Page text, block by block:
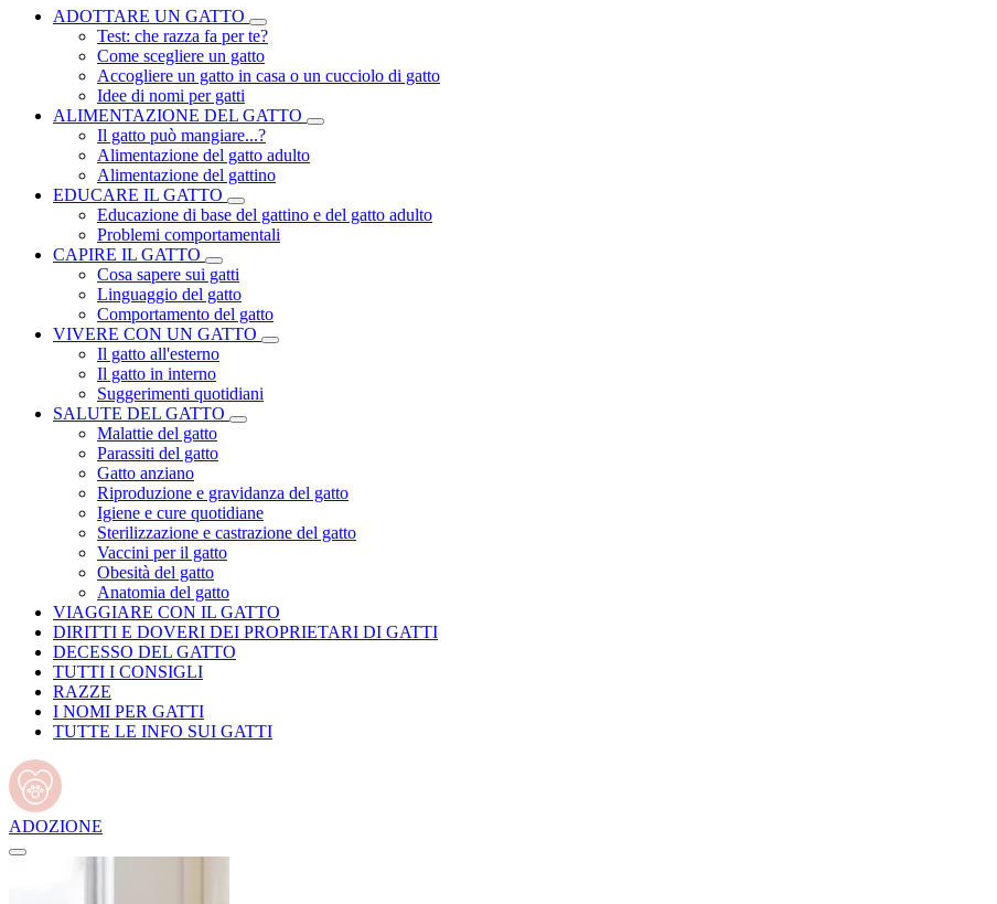
ADOTTARE UN GATTO
Test: che razza fa per te?
Come scegliere un gatto
Accogliere un gatto in casa o un cucciolo di gatto
Idee di nomi per gatti
ALIMENTAZIONE DEL GATTO
Il gatto può mangiare...?
Alimentazione del gatto adulto
Alimentazione del gattino
EDUCARE IL GATTO
Educazione di base del gattino e del gatto adulto
Problemi comportamentali
CAPIRE IL GATTO
Cosa sapere sui gatti
Linguaggio del gatto
Comportamento del gatto
VIVERE CON UN GATTO
Il gatto all'esterno
Il gatto in interno
Suggerimenti quotidiani
SALUTE DEL GATTO
Malattie del gatto
Parassiti del gatto
Gatto anziano
Riproduzione e gravidanza del gatto
Igiene e cure quotidiane
Sterilizzazione e castrazione del gatto
Vaccini per il gatto
Obesità del gatto
Anatomia del gatto
VIAGGIARE CON IL GATTO
DIRITTI E DOVERI DEI PROPRIETARI DI GATTI
DECESSO DEL GATTO
TUTTI I CONSIGLI
RAZZE
I NOMI PER GATTI
TUTTE LE INFO SUI GATTI
ADOZIONE